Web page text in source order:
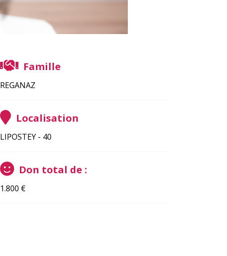
Famille
REGANAZ
Localisation
LIPOSTEY - 40
Don total de :
1.800 €